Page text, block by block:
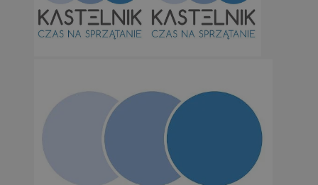
Niezbędne pliki cookie umożliwiają korzystanie z podstawowych
takich jak logowanie użytkownika i zarządzanie kontem. Bez
można prawidłowo korzystać ze strony internetowej.
QeSessID
MvSessID